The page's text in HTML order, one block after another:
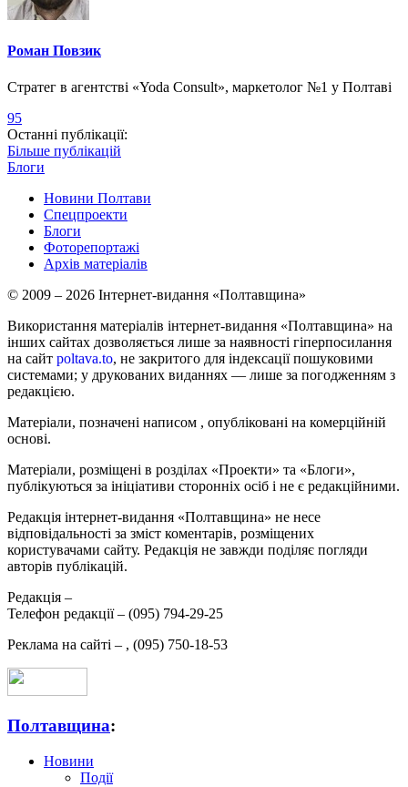
Роман Повзик
Стратег в агентстві «Yoda Consult», маркетолог №1 у Полтаві
95
Останні публікації:
Більше публікацій
Блоги
Новини Полтави
Спецпроекти
Блоги
Фоторепортажі
Архів матеріалів
© 2009 – 2026 Інтернет-видання «Полтавщина»
Використання матеріалів інтернет-видання «Полтавщина» на
інших сайтах дозволяється лише за наявності гіперпосилання
на сайт poltava.to, не закритого для індексації пошуковими
системами; у друкованих виданнях — лише за погодженням з
редакцією.
Матеріали, позначені написом , опубліковані на комерційній
основі.
Матеріали, розміщені в розділах «Проекти» та «Блоги»,
публікуються за ініціативи сторонніх осіб і не є редакційними.
Редакція інтернет-видання «Полтавщина» не несе
відповідальності за зміст коментарів, розміщених
користувачами сайту. Редакція не завжди поділяє погляди
авторів публікацій.
Редакція –
Телефон редакції – (095) 794-29-25
Реклама на сайті – , (095) 750-18-53
Полтавщина:
Новини
Події